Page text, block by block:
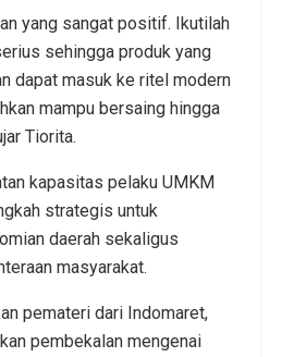
yang sangat positif. Ikutilah
sehingga produk yang
dapat masuk ke ritel modern
mampu bersaing hingga
Tiorita.
kapasitas pelaku UMKM
strategis untuk
daerah sekaligus
masyarakat.
pemateri dari Indomaret,
pembekalan mengenai